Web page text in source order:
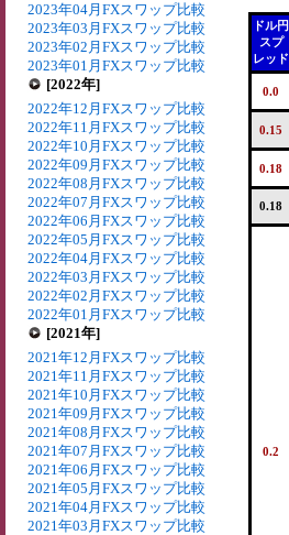
2023年04月FXスワップ比較
2023年03月FXスワップ比較
2023年02月FXスワップ比較
2023年01月FXスワップ比較
[2022年]
2022年12月FXスワップ比較
2022年11月FXスワップ比較
2022年10月FXスワップ比較
2022年09月FXスワップ比較
2022年08月FXスワップ比較
2022年07月FXスワップ比較
2022年06月FXスワップ比較
2022年05月FXスワップ比較
2022年04月FXスワップ比較
2022年03月FXスワップ比較
2022年02月FXスワップ比較
2022年01月FXスワップ比較
[2021年]
2021年12月FXスワップ比較
2021年11月FXスワップ比較
2021年10月FXスワップ比較
2021年09月FXスワップ比較
2021年08月FXスワップ比較
2021年07月FXスワップ比較
2021年06月FXスワップ比較
2021年05月FXスワップ比較
2021年04月FXスワップ比較
2021年03月FXスワップ比較
ドル円
スプ
レッド
0.0
0.15
0.18
0.18
0.2